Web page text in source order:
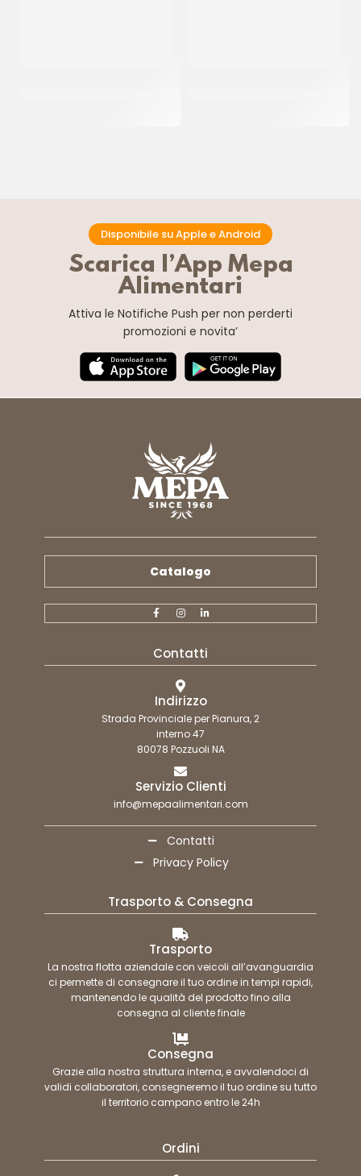
Disponibile su Apple e Android
Scarica l’App Mepa
Alimentari
Attiva le Notifiche Push per non perderti
promozioni e novita’
Catalogo
Contatti
Indirizzo
Strada Provinciale per Pianura, 2
interno 47
80078 Pozzuoli NA
Servizio Clienti
info@mepaalimentari.com
Contatti
Privacy Policy
Trasporto & Consegna
Trasporto
La nostra flotta aziendale con veicoli all’avanguardia
ci permette di consegnare il tuo ordine in tempi rapidi,
mantenendo le qualità del prodotto fino alla
consegna al cliente finale
Consegna
Grazie alla nostra struttura interna, e avvalendoci di
validi collaboratori, consegneremo il tuo ordine su tutto
il territorio campano entro le 24h
Ordini